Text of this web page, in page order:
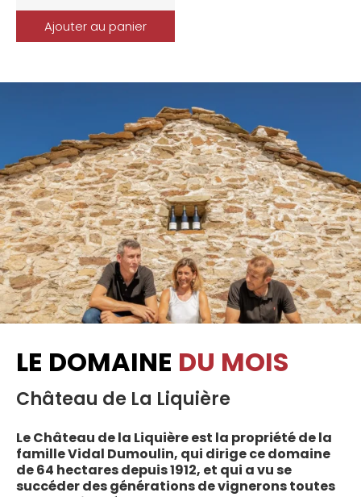
Ajouter au panier
LE DOMAINE DU MOIS
Château de La Liquière
Le Château de la Liquière est la propriété de la
famille Vidal Dumoulin, qui dirige ce domaine
de 64 hectares depuis 1912, et qui a vu se
succéder des générations de vignerons toutes